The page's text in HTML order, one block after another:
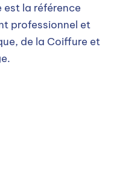
la référence
professionnel et
de la Coiffure et